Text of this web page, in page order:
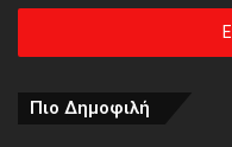
ηλεκτρονική
διεύθυνση
Πιο Δημοφιλή